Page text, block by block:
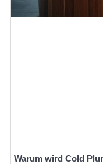
Warum wird Cold